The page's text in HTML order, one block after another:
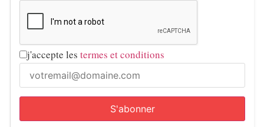
j'accepte les termes et conditions